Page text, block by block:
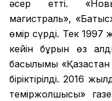
әсер етті.
магистраль»,
өмір сүрді. Тек
кейін бұрын өз
басылымы
біріктірілді. 2016
теміржолшысы»